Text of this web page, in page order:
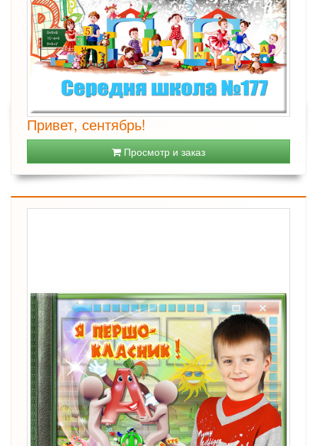
Привет, сентябрь!
Просмотр и заказ